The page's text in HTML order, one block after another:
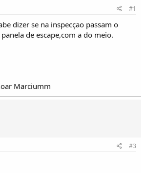
#1
dizer se na inspecçao passam o
de escape,com a do meio.
Marciumm
#3